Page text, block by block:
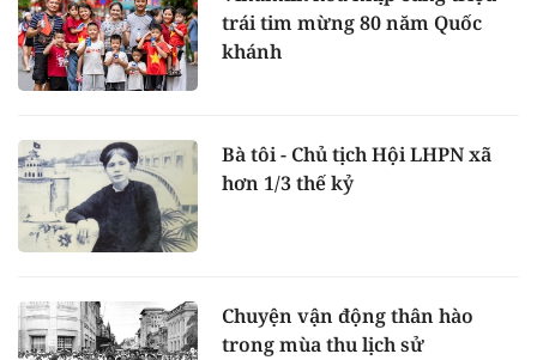
trái tim mừng 80 năm Quốc
khánh
Bà tôi - Chủ tịch Hội LHPN xã
hơn 1/3 thế kỷ
Chuyện vận động thân hào
trong mùa thu lịch sử